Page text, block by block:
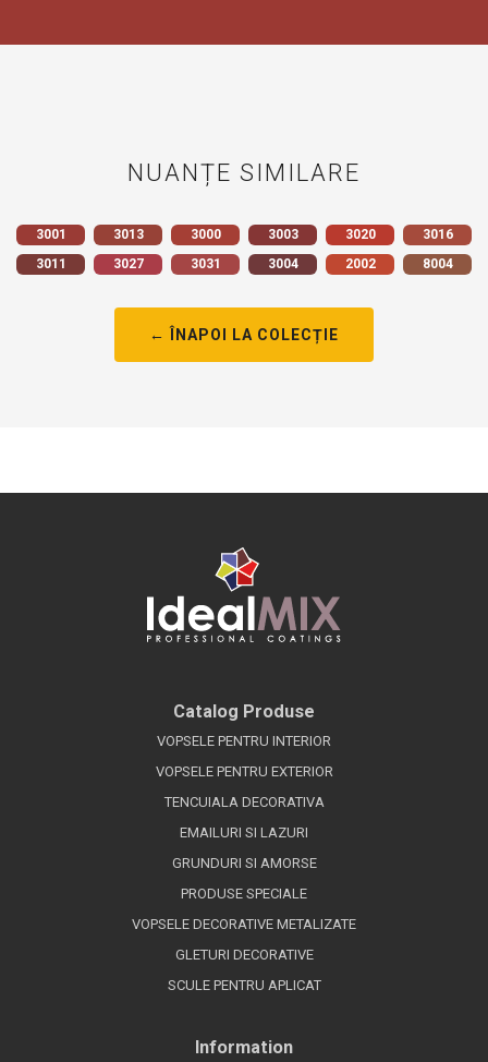
NUANȚE SIMILARE
3001 3013 3000 3003 3020
3016
3011
3027 3031 3004 2002 8004
← ÎNAPOI LA COLECȚIE
Catalog Produse
VOPSELE PENTRU INTERIOR
VOPSELE PENTRU EXTERIOR
TENCUIALA DECORATIVA
EMAILURI SI LAZURI
GRUNDURI SI AMORSE
PRODUSE SPECIALE
VOPSELE DECORATIVE METALIZATE
GLETURI DECORATIVE
SCULE PENTRU APLICAT
Information